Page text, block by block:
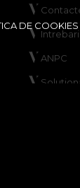
DE COOKIES
ANPC